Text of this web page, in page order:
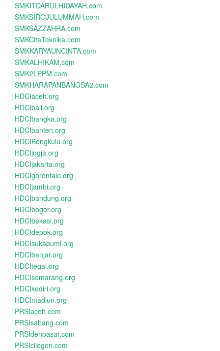
SMKITDARULHIDAYAH.com
SMKSIROJULUMMAH.com
SMKSAZZAHRA.com
SMKCitaTeknika.com
SMKKARYAUNCINTA.com
SMKALHIKAM.com
SMK2LPPM.com
SMKHARAPANBANGSA2.com
HDCIaceh.org
HDCIbali.org
HDCIbangka.org
HDCIbanten.org
HDCIBengkulu.org
HDCIjogja.org
HDCIjakarta.org
HDCIgorontalo.org
HDCIjambi.org
HDCIbandung.org
HDCIbogor.org
HDCIbekasi.org
HDCIdepok.org
HDCIsukabumi.org
HDCIbanjar.org
HDCItegal.org
HDCIsemarang.org
HDCIkediri.org
HDCImadiun.org
PRSIaceh.com
PRSIsabang.com
PRSIdenpasar.com
PRSIcilegon.com